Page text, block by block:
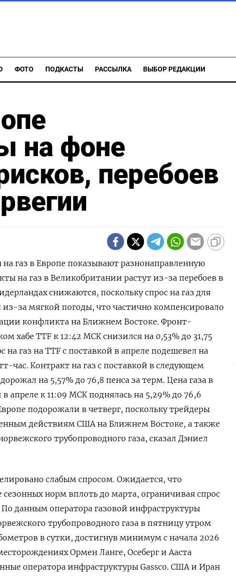
ФОТО ПОДКАСТЫ РАССЫЛКА ВЫБОР РЕДАКЦИИ
на фоне
перебоев
газ в Европе показывают разнонаправленную
на газ в Великобритании растут из-за перебоев в
снижаются, поскольку спрос на ‌газ для
за мягкой погоды, что частично компенсировало
конфликта на Ближнем Востоке. Фронт-
хабе TTF к 12:42 МСК снизился на 0,53% до ​31,75
на ​газ на TTF с ​поставкой в ⁠апреле подешевел на
час. Контракт на ‌газ с поставкой в следующем
на 5,57% до 76,8 пенса за терм. Цена газа в
​апреле к 11:09 МСК поднялась на 5,29% до 76,6
подорожали в четверг, поскольку трейдеры
действиям ​США на Ближнем Востоке, а также
трубопроводного газа, сказал ‌Дэниел
слабым спросом. Ожидается, что
норм вплоть до марта, ограничивая спрос
данным оператора ​газовой инфраструктуры
трубопроводного газа в пятницу утром
в сутки, ​достигнув минимум с начала 2026
Ормен Ланге, Осеберг и Ааста
оператора инфраструктуры Gassco. США и Иран